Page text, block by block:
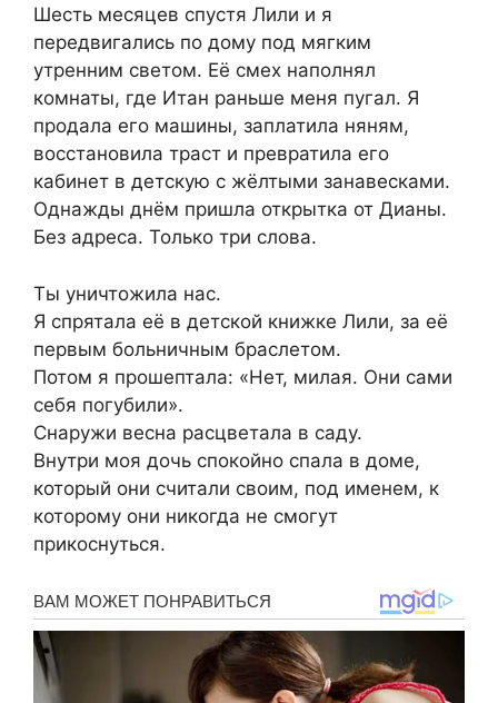
Шесть месяцев спустя Лили и я
передвигались по дому под мягким
утренним светом. Её смех наполнял
комнаты, где Итан раньше меня пугал. Я
продала его машины, заплатила няням,
восстановила траст и превратила его
кабинет в детскую с жёлтыми занавесками.
Однажды днём пришла открытка от Дианы.
Без адреса. Только три слова.
Ты уничтожила нас.
Я спрятала её в детской книжке Лили, за её
первым больничным браслетом.
Потом я прошептала: «Нет, милая. Они сами
себя погубили».
Снаружи весна расцветала в саду.
Внутри моя дочь спокойно спала в доме,
который они считали своим, под именем, к
которому они никогда не смогут
прикоснуться.